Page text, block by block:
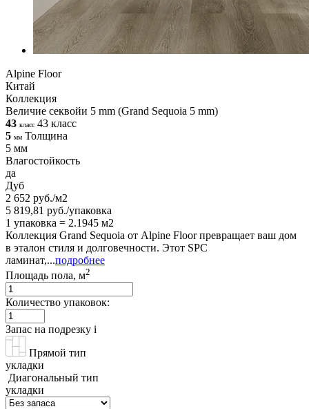
Alpine Floor
Китай
Коллекция
Величие секвойи 5 mm (Grand Sequoia 5 mm)
43 класс 43 класс
5 мм Толщина
5 мм
Влагостойкость
да
Дуб
2 652 руб./м2
5 819,81 руб./упаковка
1 упаковка = 2.1945 м2
Коллекция Grand Sequoia от Alpine Floor превращает ваш дом
в эталон стиля и долговечности. Этот SPC
ламинат,...подробнее
Площадь пола, м2
Количество упаковок:
Запас на подрезку i
Прямой тип
укладки
Диагональный тип
укладки